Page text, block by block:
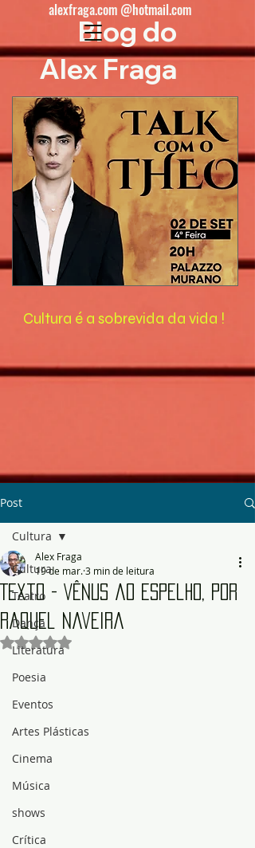
Cultura é a sobrevida da vida !
Blog do
Alex Fraga
alexfraga.com @hotmail.com
Post
Cultura
Teatro
Dança
Literatura
Poesia
Eventos
Artes Plásticas
Cinema
Música
shows
Crítica
Cultura
Texto - Vênus ao espelho, por
Raquel Naveira
Alex Fraga
19 de mar.3 min de leitura
Avaliado com NaN de 5 estrelas.